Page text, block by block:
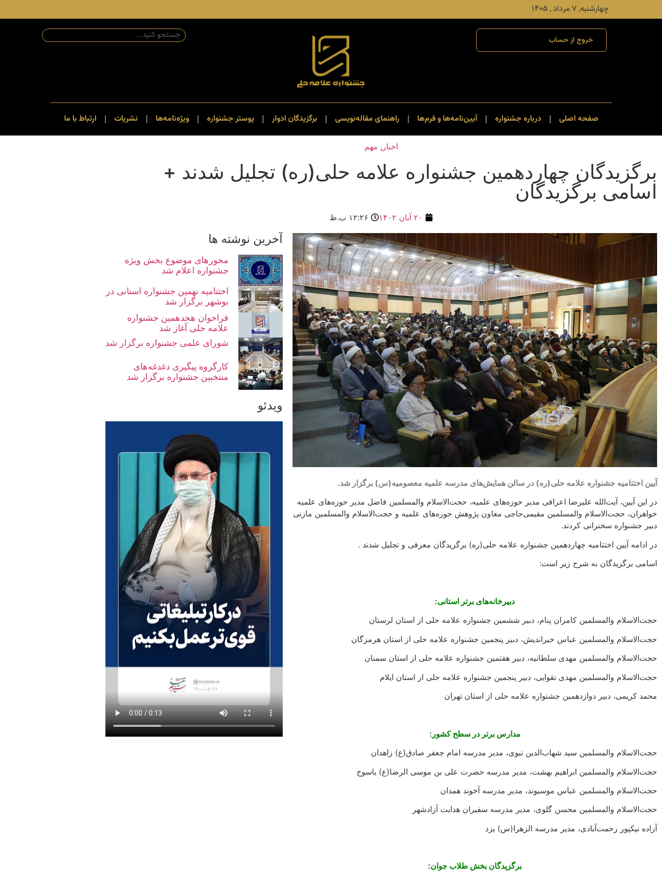
چهارشنبه, ۷ مرداد , ۱۴۰۵
خروج از حساب
صفحه اصلی درباره جشنواره آیین‌نامه‌ها و فرم‌ها راهنمای مقاله‌نویسی برگزیدگان ادوار پوستر جشنواره ویژه‌نامه‌ها نشریات ارتباط با ما
اخبار , مهم
برگزیدگان چهاردهمین جشنواره علامه حلی(ره) تجلیل شدند +
اسامی برگزیدگان
۲۰ آبان ۱۴۰۲ ۱۲:۲۶ ب.ظ
آیین اختتامیه جشنواره علامه حلی(ره) در سالن همایش‌های مدرسه علمیه معصومیه(س) برگزار شد.
در این آیین، آیت‌الله علیرضا اعرافی مدیر حوزه‌های علمیه، حجت‌الاسلام والمسلمین فاضل مدیر حوزه‌های علمیه
خواهران، حجت‌الاسلام والمسلمین مقیمی‌حاجی معاون پژوهش حوزه‌های علمیه و حجت‌الاسلام والمسلمین مازنی
دبیر جشنواره سخنرانی کردند.
در ادامه آیین اختتامیه چهاردهمین جشنواره علامه حلی(ره) برگزیدگان معرفی و تجلیل شدند .
اسامی برگزیدگان به شرح زیر است:
دبیرخانه‌های برتر استانی:
حجت‌الاسلام والمسلمین کامران پنام، دبیر ششمین جشنواره علامه حلی از استان لرستان
حجت‌الاسلام والمسلمین عباس خیراندیش، دبیر پنجمین جشنواره علامه حلی از استان هرمزگان
حجت‌الاسلام والمسلمین مهدی سلطانیه، دبیر هفتمین جشنواره علامه حلی از استان سمنان
حجت‌الاسلام والمسلمین مهدی تقوایی، دبیر پنجمین جشنواره علامه حلی از استان ایلام
محمد کریمی، دبیر دوازدهمین جشنواره علامه حلی از استان تهران
مدارس برتر در سطح کشور:
حجت‌الاسلام والمسلمین سید شهاب‌الدین نبوی، مدیر مدرسه امام جعفر صادق(ع) زاهدان
حجت‌الاسلام والمسلمین ابراهیم بهشت، مدیر مدرسه حضرت علی بن موسی الرضا(ع) یاسوج
حجت‌الاسلام والمسلمین عباس موسیوند، مدیر مدرسه آخوند همدان
حجت‌الاسلام والمسلمین محسن گلوی، مدیر مدرسه سفیران هدایت آزادشهر
آزاده نیکپور رحمت‌آبادی، مدیر مدرسه الزهرا(س) یزد
برگزیدگان بخش طلاب جوان:
آخرین نوشته ها
محورهای موضوع بخش ویژه
جشنواره اعلام شد
اختتامیه نهمین جشنواره استانی در
بوشهر برگزار شد
فراخوان هجدهمین جشنواره
علامه حلی آغاز شد
شورای علمی جشنواره برگزار شد
کارگروه پیگیری دغدغه‌های
منتخبین جشنواره برگزار شد
ویدئو